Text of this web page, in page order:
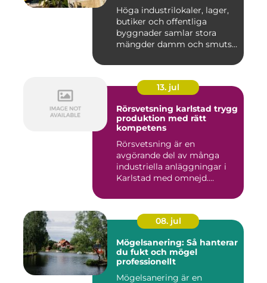
Höga industrilokaler, lager,
butiker och offentliga
byggnader samlar stora
mängder damm och smuts
13. jul
Rörsvetsning karlstad trygg
produktion med rätt
kompetens
Rörsvetsning är en
avgörande del av många
industriella anläggningar i
Karlstad med omnejd.
08. jul
Mögelsanering: Så hanterar
du fukt och mögel
professionellt
Mögelsanering är en